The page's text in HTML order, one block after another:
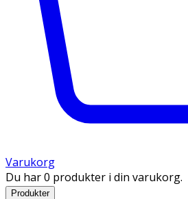
Varukorg
Du har 0 produkter i din varukorg.
Produkter